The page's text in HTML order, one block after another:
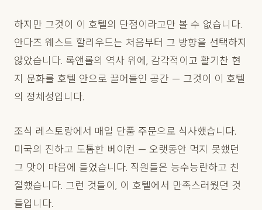
하지만 그것이 이 호텔의 단점이라고만 볼 수 없습니다.
안다즈 웨스트 할리우드는 처음부터 그 방향을 선택하지
않았습니다. 록앤롤의 역사 위에, 감각적이고 활기찬 현
지 문화를 호텔 안으로 끌어들인 공간 — 그것이 이 호텔
의 정체성입니다.
조식 레스토랑에서 매일 단품 주문으로 식사했습니다.
미국의 진하고 도톰한 베이컨 — 오랫동안 먹지 못했던
그 맛이 마음에 들었습니다. 직원들은 능수능란하고 친
절했습니다. 그런 것들이, 이 호텔에서 만족스러웠던 것
들입니다.